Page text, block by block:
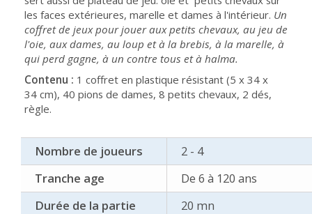
les faces extérieures, marelle et dames à l'intérieur. Un
coffret de jeux pour jouer aux petits chevaux, au jeu de
l'oie, aux dames, au loup et à la brebis, à la marelle, à
qui perd gagne, à un contre tous et à halma.
Contenu : 1 coffret en plastique résistant (5 x 34 x
34 cm), 40 pions de dames, 8 petits chevaux, 2 dés,
règle.
Nombre de joueurs
2 - 4
Tranche age
De 6 à 120 ans
Durée de la partie
20 mn